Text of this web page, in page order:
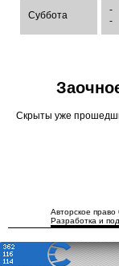
Суббота
-
-
Скрыты уже
Авторское
Разработка и